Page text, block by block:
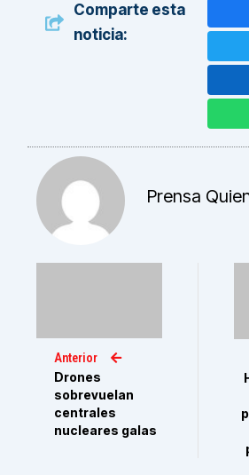
Comparte esta
noticia:
Prensa
Anterior
Drones
sobrevuelan
centrales
nucleares galas